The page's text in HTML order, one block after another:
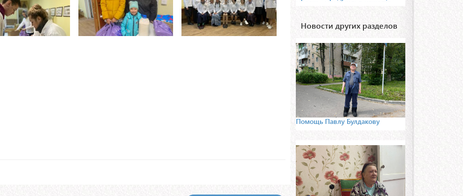
Новости других разделов
Помощь Павлу Булдакову